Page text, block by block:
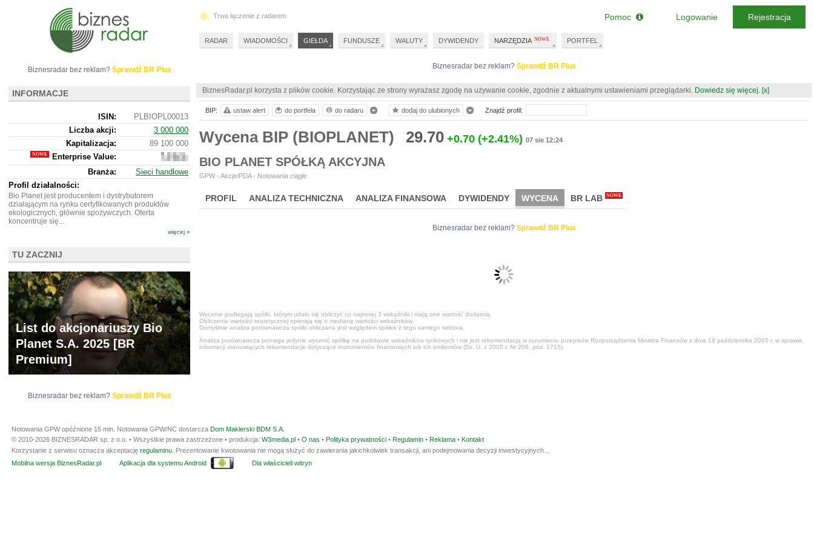
Biznesradar bez reklam? Sprawdź BR Plus
BiznesRadar.pl korzysta z plików cookie. Korzystając ze strony wyrażasz zgodę na używanie cookie, zgodnie z aktualnymi ustawieniami przeglądarki. Dowiedz się więcej. [x]
Wycena BIP (BIOPLANET) 29.70 +0.70 (+2.41%) 07 sie 12:24
BIO PLANET SPÓŁKĄ AKCYJNA
GPW - Akcje/PDA - Notowania ciągłe
PROFIL ANALIZA TECHNICZNA ANALIZA FINANSOWA DYWIDENDY WYCENA BR LAB NOWE
Biznesradar bez reklam? Sprawdź BR Plus
Wycenie podlegają spółki, którym udało się obliczyć co najmniej 3 wskaźniki i mają one wartość dodatnią.
Obliczenia wartości teoretycznej opierają się o medianę wartości wskaźników.
Domyślnie analiza porównawcza spółki obliczana jest względem spółek z tego samego sektora.
Analiza porównawcza pomaga jedynie wycenić spółkę na podstawie wskaźników rynkowych i nie jest rekomendacją w rozumieniu przepisów Rozporządzenia Ministra Finansów z dnia 19 października 2005 r. w sprawie
informacji stanowiących rekomendacje dotyczące instrumentów finansowych lub ich emitentów (Dz. U. z 2005 r. Nr 206, poz. 1715).
BIP: ustaw alert do portfela do radaru dodaj do ulubionych Znajdź profil:
Biznesradar bez reklam? Sprawdź BR Plus
INFORMACJE
ISIN:
PLBIOPL00013
Liczba akcji:
3 000 000
Kapitalizacja:
89 100 000
Enterprise Value:
88
937
000
Branża:
Sieci handlowe
Profil działalności:
Bio Planet jest producentem i dystrybutorem
działającym na rynku certyfikowanych produktów
ekologicznych, głównie spożywczych. Oferta
koncentruje się...
więcej »
TU ZACZNIJ
List do akcjonariuszy Bio
Planet S.A. 2025 [BR
Premium]
Biznesradar bez reklam? Sprawdź BR Plus
Trwa łączenie z radarem
RADAR WIADOMOŚCI GIEŁDA FUNDUSZE WALUTY DYWIDENDY NARZĘDZIA PORTFEL
Pomoc Logowanie Rejestracja
Notowania GPW opóźnione 15 min. Notowania GPW/NC dostarcza Dom Maklerski BDM S.A.
© 2010-2026 BIZNESRADAR sp. z o.o. • Wszystkie prawa zastrzeżone • produkcja: W3media.pl • O nas • Polityka prywatności • Regulamin • Reklama • Kontakt
Korzystanie z serwisu oznacza akceptację regulaminu . Prezentowanie kwotowania nie mogą służyć do zawierania jakichkolwiek transakcji, ani podejmowania decyzji inwestycyjnych...
Mobilna wersja BiznesRadar.pl
Aplikacja dla systemu Android Dla właścicieli witryn